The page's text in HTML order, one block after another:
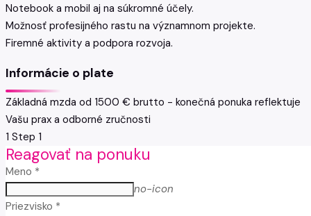
Notebook a mobil aj na súkromné účely.
Možnosť profesijného rastu na významnom projekte.
Firemné aktivity a podpora rozvoja.
Informácie o plate
Základná mzda od 1500 € brutto - konečná ponuka reflektuje
Vašu prax a odborné zručnosti
1 Step 1
Reagovať na ponuku
Meno *
no-icon
Priezvisko *